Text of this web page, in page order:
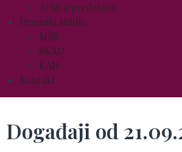
Arhiva predstava
Dramski studio
MŠK
SKAD
KAD
Kontakt
Događaji od